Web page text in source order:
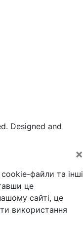
Designed and
×
файли та інші
це
сайті, це
використання